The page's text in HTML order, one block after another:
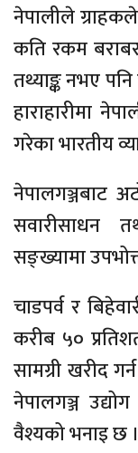
नेपालीले
कति रकम
तथ्याङ्क नभए
हाराहारीमा
गरेका भारतीय
नेपालगञ्जबाट
सवारीसाधन
सङ्ख्यामा
चाडपर्व र
करीब ५०
सामग्री खरीद
नेपालगञ्ज
वैश्यको भनाइ छ ।